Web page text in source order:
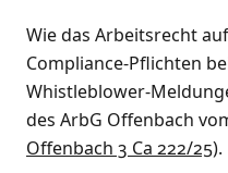
Wie das Arbeitsrecht
Compliance-Pflichten
Whistleblower-
des ArbG Offenbach
Offenbach 3 Ca 222/25).